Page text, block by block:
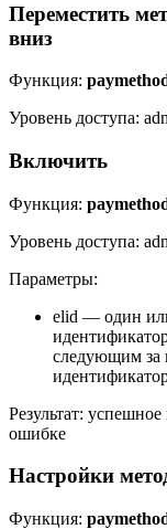
Переместить
вниз
Функция:
Уровень доступа:
Включить
Функция:
Уровень доступа:
Параметры:
elid — один
следующим за
Результат:
ошибке
Настройки
Функция: